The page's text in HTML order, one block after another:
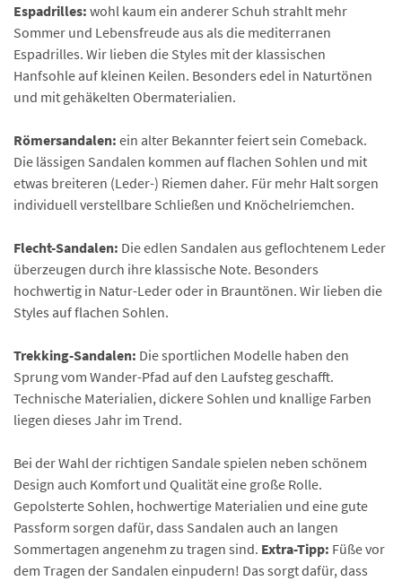
Espadrilles: wohl kaum ein anderer Schuh strahlt mehr
Sommer und Lebensfreude aus als die mediterranen
Espadrilles. Wir lieben die Styles mit der klassischen
Hanfsohle auf kleinen Keilen. Besonders edel in Naturtönen
und mit gehäkelten Obermaterialien.
Römersandalen: ein alter Bekannter feiert sein Comeback.
Die lässigen Sandalen kommen auf flachen Sohlen und mit
etwas breiteren (Leder-) Riemen daher. Für mehr Halt sorgen
individuell verstellbare Schließen und Knöchelriemchen.
Flecht-Sandalen: Die edlen Sandalen aus geflochtenem Leder
überzeugen durch ihre klassische Note. Besonders
hochwertig in Natur-Leder oder in Brauntönen. Wir lieben die
Styles auf flachen Sohlen.
Trekking-Sandalen: Die sportlichen Modelle haben den
Sprung vom Wander-Pfad auf den Laufsteg geschafft.
Technische Materialien, dickere Sohlen und knallige Farben
liegen dieses Jahr im Trend.
Bei der Wahl der richtigen Sandale spielen neben schönem
Design auch Komfort und Qualität eine große Rolle.
Gepolsterte Sohlen, hochwertige Materialien und eine gute
Passform sorgen dafür, dass Sandalen auch an langen
Sommertagen angenehm zu tragen sind. Extra-Tipp: Füße vor
dem Tragen der Sandalen einpudern! Das sorgt dafür, dass